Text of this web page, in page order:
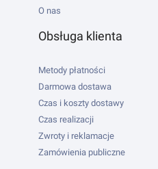
O nas
Obsługa klienta
Metody płatności
Darmowa dostawa
Czas i koszty dostawy
Czas realizacji
Zwroty i reklamacje
Zamówienia publiczne